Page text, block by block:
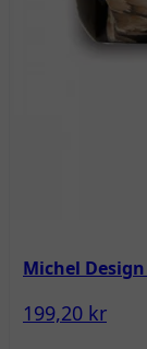
Michel
199,20 kr